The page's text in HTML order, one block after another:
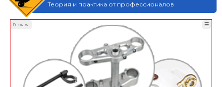
Теория и практика от профессионалов
Реклама ☰